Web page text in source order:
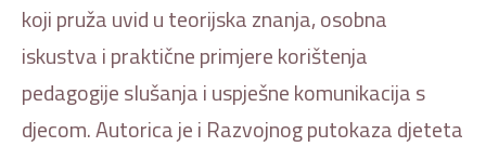
koji pruža uvid u teorijska znanja, osobna
iskustva i praktične primjere korištenja
pedagogije slušanja i uspješne komunikacija s
djecom. Autorica je i Razvojnog putokaza djeteta